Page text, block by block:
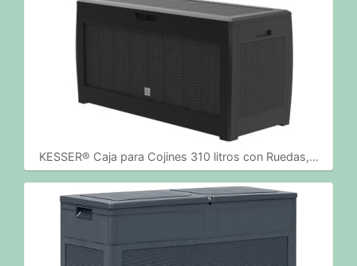
KESSER® Caja para Cojines 310 litros con Ruedas,…